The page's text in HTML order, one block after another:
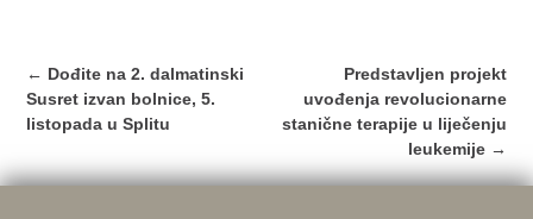
Post
navigation
← Dođite na 2. dalmatinski
Susret izvan bolnice, 5.
listopada u Splitu
Predstavljen projekt
uvođenja revolucionarne
stanične terapije u liječenju
leukemije →